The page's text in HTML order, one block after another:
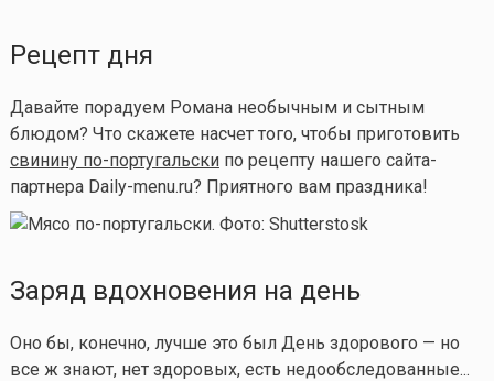
Рецепт дня
Давайте порадуем Романа необычным и сытным
блюдом? Что скажете насчет того, чтобы приготовить
свинину по-португальскипо рецепту нашего сайта-
партнера Daily-menu.ru? Приятного вам праздника!
Заряд вдохновения на день
Оно бы, конечно, лучше это был День здорового — но
все ж знают, нет здоровых, есть недообследованные...